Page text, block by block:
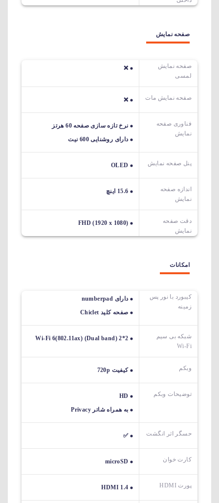
صفحه نمایش
صفحه نمایش
لمسی
❌
صفحه نمایش مات ❌
فناوری صفحه
نمایش
نرخ تازه سازی صفحه 60 هرتز
دارای روشنایی 600 نیت
پنل صفحه نمایش OLED
اندازه صفحه
نمایش
15.6 اینچ
دقت صفحه
نمایش
FHD (1920 x 1080)
امکانات
کیبورد با نور پس
زمینه
دارای numberpad
صفحه کلید Chiclet
شبکه بی سیم
Wi-Fi
Wi-Fi 6(802.11ax) (Dual band) 2*2
وبکم کیفیت 720p
توضیحات وبکم
HD
به همراه شاتر Privacy
حسگر اثر انگشت ✅
کارت خوان microSD
پورت HDMI HDMI 1.4